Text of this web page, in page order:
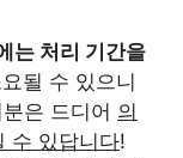
는 처리 기간을
될 수 있으니
은 드디어 의
수 있답니다!